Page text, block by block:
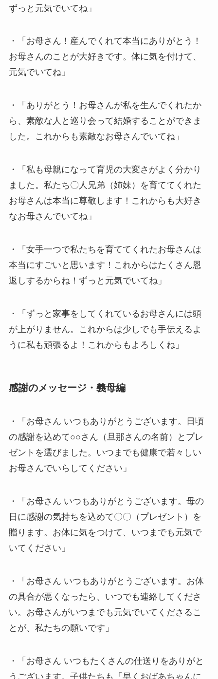
ずっと元気でいてね」
・「お母さん！産んでくれて本当にありがとう！
お母さんのことが大好きです。体に気を付けて、
元気でいてね」
・「ありがとう！お母さんが私を生んでくれたか
ら、素敵な人と巡り会って結婚することができま
した。これからも素敵なお母さんでいてね」
・「私も母親になって育児の大変さがよく分かり
ました。私たち〇人兄弟（姉妹）を育ててくれた
お母さんは本当に尊敬します！これからも大好き
なお母さんでいてね」
・「女手一つで私たちを育ててくれたお母さんは
本当にすごいと思います！これからはたくさん恩
返しするからね！ずっと元気でいてね」
・「ずっと家事をしてくれているお母さんには頭
が上がりません。これからは少しでも手伝えるよ
うに私も頑張るよ！これからもよろしくね」
感謝のメッセージ・義母編
・「お母さん いつもありがとうございます。日頃
の感謝を込めて○○さん（旦那さんの名前）とプレ
ゼントを選びました。いつまでも健康で若々しい
お母さんでいらしてください」
・「お母さん いつもありがとうございます。母の
日に感謝の気持ちを込めて〇〇（プレゼント）を
贈ります。お体に気をつけて、いつまでも元気で
いてください」
・「お母さん いつもありがとうございます。お体
の具合が悪くなったら、いつでも連絡してくださ
い。お母さんがいつまでも元気でいてくださるこ
とが、私たちの願いです」
・「お母さん いつもたくさんの仕送りをありがと
うございます。子供たちも「早くおばあちゃんに